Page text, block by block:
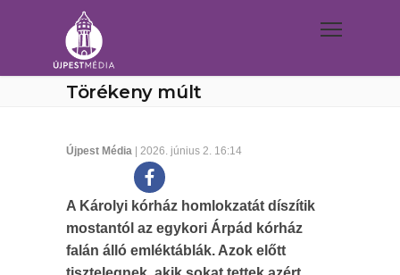
Törékeny múlt
Újpest Média | 2026. június 2. 16:14
A Károlyi kórház homlokzatát díszítik
mostantól az egykori Árpád kórház
falán álló emléktáblák. Azok előtt